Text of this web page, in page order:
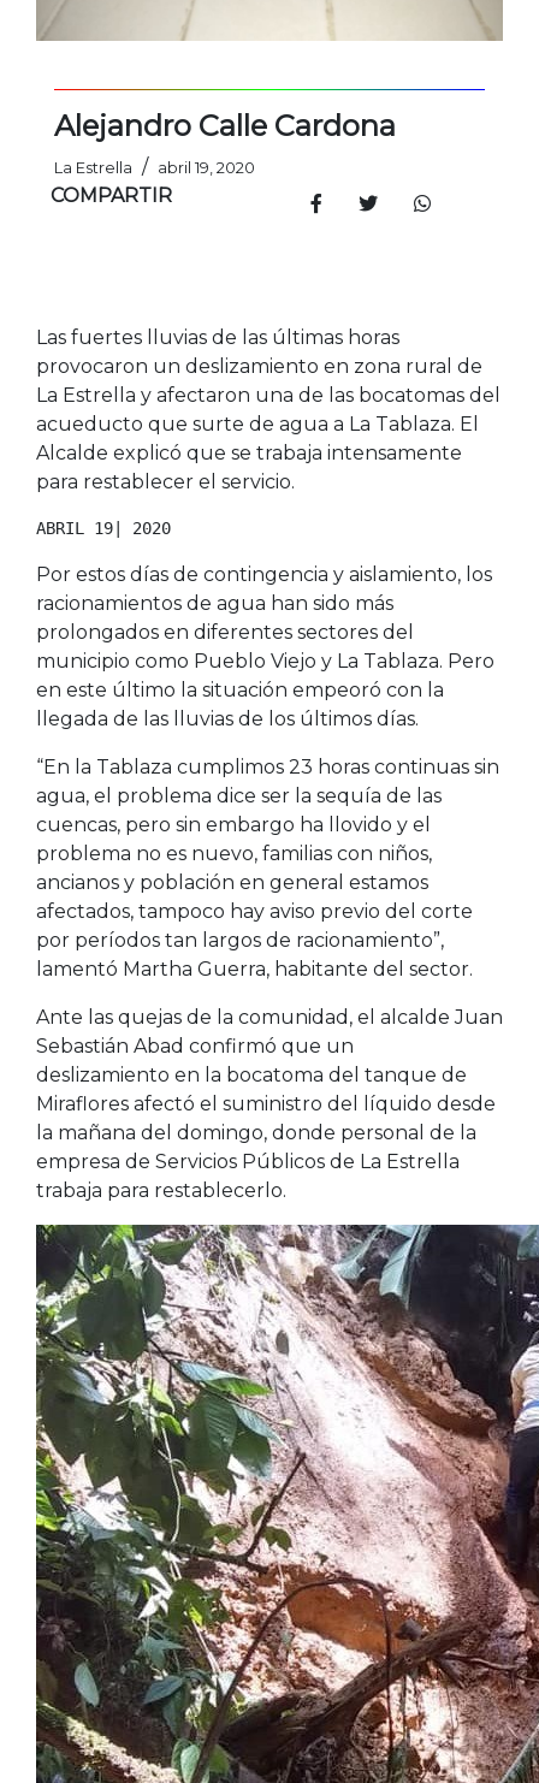
Alejandro Calle Cardona
La Estrella / abril 19, 2020
COMPARTIR
Las fuertes lluvias de las últimas horas
provocaron un deslizamiento en zona rural de
La Estrella y afectaron una de las bocatomas del
acueducto que surte de agua a La Tablaza. El
Alcalde explicó que se trabaja intensamente
para restablecer el servicio.
ABRIL 19| 2020
Por estos días de contingencia y aislamiento, los
racionamientos de agua han sido más
prolongados en diferentes sectores del
municipio como Pueblo Viejo y La Tablaza. Pero
en este último la situación empeoró con la
llegada de las lluvias de los últimos días.
“En la Tablaza cumplimos 23 horas continuas sin
agua, el problema dice ser la sequía de las
cuencas, pero sin embargo ha llovido y el
problema no es nuevo, familias con niños,
ancianos y población en general estamos
afectados, tampoco hay aviso previo del corte
por períodos tan largos de racionamiento”,
lamentó Martha Guerra, habitante del sector.
Ante las quejas de la comunidad, el alcalde Juan
Sebastián Abad confirmó que un
deslizamiento en la bocatoma del tanque de
Miraflores afectó el suministro del líquido desde
la mañana del domingo, donde personal de la
empresa de Servicios Públicos de La Estrella
trabaja para restablecerlo.